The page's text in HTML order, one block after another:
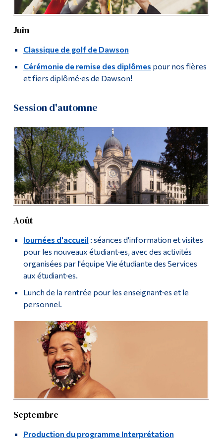
Juin
Classique de golf de Dawson
Cérémonie de remise des diplômes pour nos fières
et fiers diplômé·es de Dawson!
Session d'automne
Août
Journées d'accueil : séances d'information et visites
pour les nouveaux étudiant·es, avec des activités
organisées par l'équipe Vie étudiante des Services
aux étudiant·es.
Lunch de la rentrée pour les enseignant·es et le
personnel.
Septembre
Production du programme Interprétation